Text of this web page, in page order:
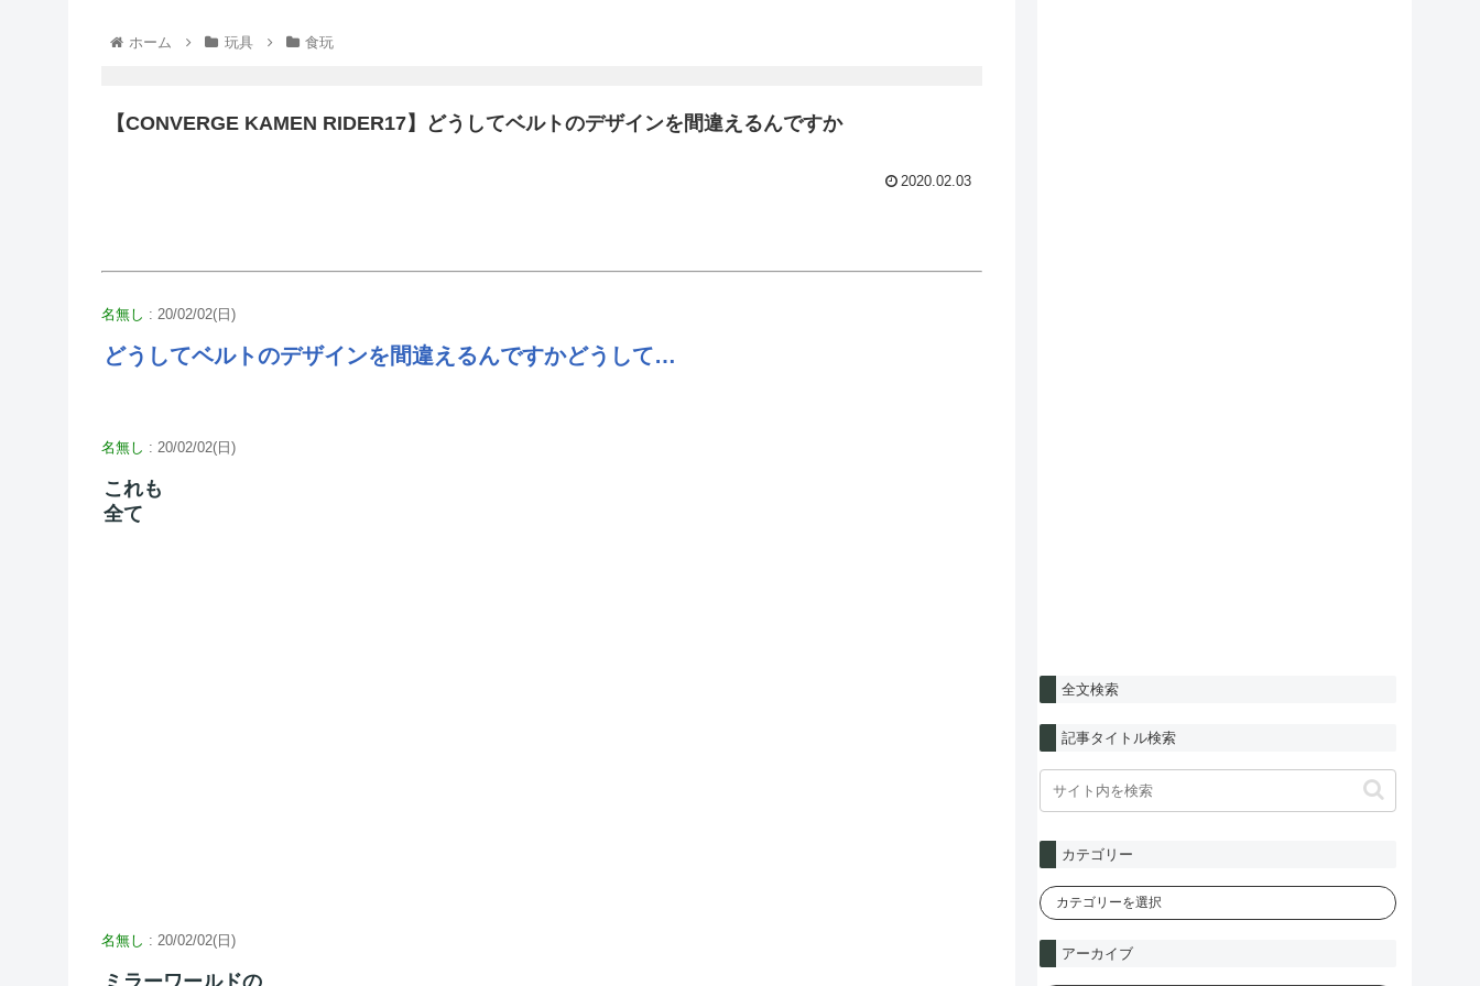
ホーム 玩具 食玩
【CONVERGE KAMEN RIDER17】どうしてベルトのデザインを間違えるんですか
2020.02.03
名無し : 20/02/02(日)
どうしてベルトのデザインを間違えるんですかどうして…
名無し : 20/02/02(日)
これも
全て
名無し : 20/02/02(日)
ミラーワールドの
全文検索
記事タイトル検索
カテゴリー
アーカイブ